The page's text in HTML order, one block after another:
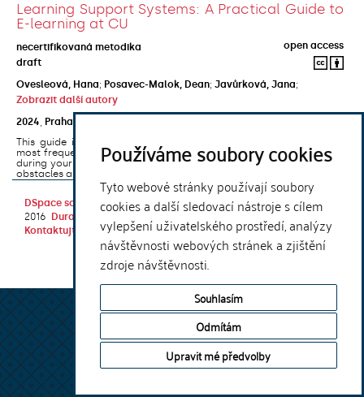
Používáme soubory cookies
Tyto webové stránky používají soubory
cookies a další sledovací nástroje s cílem
vylepšení uživatelského prostředí, analýzy
návštěvnosti webových stránek a zjištění
zdroje návštěvnosti.
Souhlasím
Odmítám
Upravit mé předvolby
Learning Support Systems: A Practical Guide to
E-learning at CU
necertifikovaná metodika
open access
draft
Ovesleová, Hana; Posavec-Malok, Dean; Javůrková, Jana;
Zobrazit další autory
2024
Praha
This guide introduces the e-learning support tools that are used
most frequently at Charles University and that you may encounter
during your studies. It will also help you to avoid the most common
obstacles associated ...
DSpace softwarecopyright © 2002-
2016
DuraSpace
Kontaktujte nás |Vyjádření názoru
Theme by